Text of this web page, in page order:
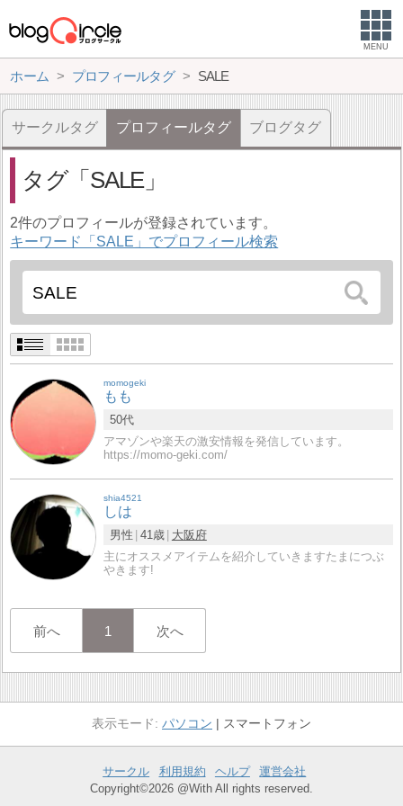
MENU
ホーム プロフィールタグ SALE
サークルタグ プロフィールタグ ブログタグ
タグ SALE
2件のプロフィールが登録されています。
キーワード「SALE」でプロフィール検索
momogeki
もも
50代
アマゾンや楽天の激安情報を発信しています。
https://momo-geki.com/
shia4521
しは
男性 41歳
大阪府
主にオススメアイテムを紹介していきますたまにつぶ
やきます!
前へ 1 次へ
パソコン スマートフォン
サークル 利用規約 ヘルプ
運営会社
Copyright©2026 @With All rights reserved.